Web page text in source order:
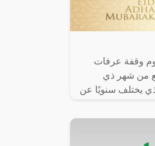
2023 يأتي يوم وقفة عرفات
من شهر ذي
يختلف سنويًا عن